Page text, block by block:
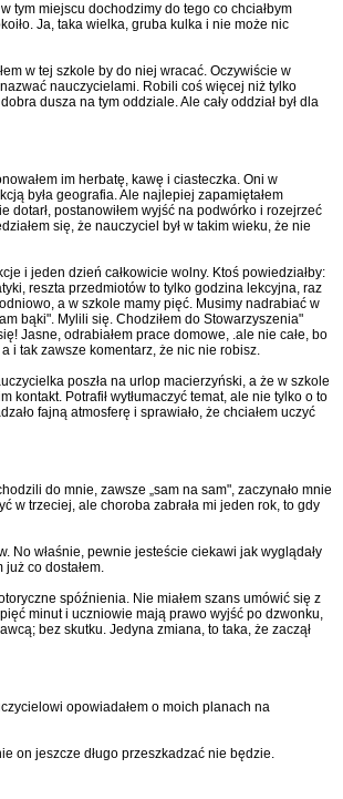
tym miejscu dochodzimy do tego co chciałbym
Ja, taka wielka, gruba kulka i nie może nic
w tej szkole by do niej wracać. Oczywiście w
nauczycielami. Robili coś więcej niż tylko
dusza na tym oddziale. Ale cały oddział był dla
im herbatę, kawę i ciasteczka. Oni w
była geografia. Ale najlepiej zapamiętałem
dotarł, postanowiłem wyjść na podwórko i rozejrzeć
się, że nauczyciel był w takim wieku, że nie
i jeden dzień całkowicie wolny. Ktoś powiedziałby:
reszta przedmiotów to tylko godzina lekcyjna, raz
a w szkole mamy pięć. Musimy nadrabiać w
bąki". Mylili się. Chodziłem do Stowarzyszenia"
Jasne, odrabiałem prace domowe, .ale nie całe, bo
i tak zawsze komentarz, że nic nie robisz.
poszła na urlop macierzyński, a że w szkole
kontakt. Potrafił wytłumaczyć temat, ale nie tylko o to
fajną atmosferę i sprawiało, że chciałem uczyć
do mnie, zawsze „sam na sam", zaczynało mnie
w trzeciej, ale choroba zabrała mi jeden rok, to gdy
No właśnie, pewnie jesteście ciekawi jak wyglądały
co dostałem.
spóźnienia. Nie miałem szans umówić się z
minut i uczniowie mają prawo wyjść po dzwonku,
bez skutku. Jedyna zmiana, to taka, że zaczął
opowiadałem o moich planach na
on jeszcze długo przeszkadzać nie będzie.